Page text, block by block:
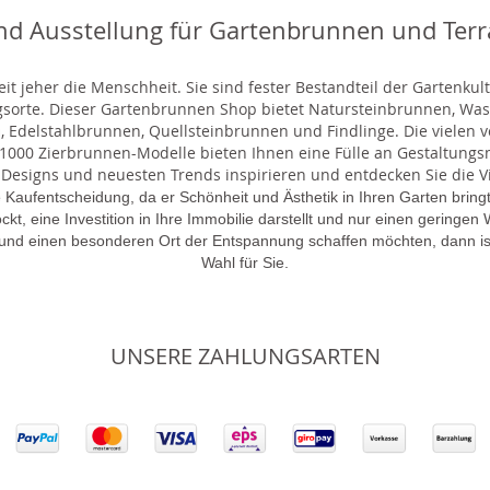
Ausstellung für Gartenbrunnen und
jeher die Menschheit. Sie sind fester Bestandteil der
Dieser Gartenbrunnen Shop bietet Natursteinbrunnen,
Quellsteinbrunnen und Findlinge. Die vielen
Zierbrunnen-Modelle bieten Ihnen eine Fülle an
und neuesten Trends inspirieren und entdecken Sie die
da er Schönheit und Ästhetik in Ihren Garten
eine Investition in Ihre Immobilie darstellt und nur einen geringen
einen besonderen Ort der Entspannung schaffen möchten, dann
Wahl für Sie.
UNSERE ZAHLUNGSARTEN